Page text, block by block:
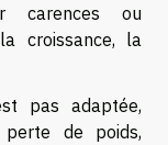
carences ou
croissance, la
pas adaptée,
perte de poids,